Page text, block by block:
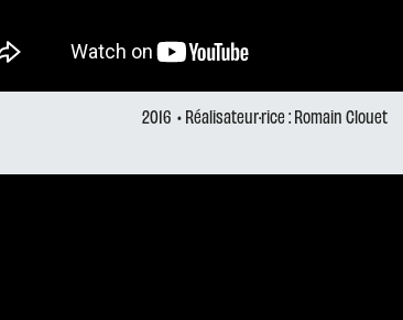
2016 • Réalisateur·rice : Romain Clouet